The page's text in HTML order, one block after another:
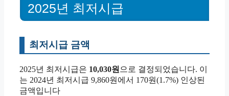
2025년 최저시급
최저시급 금액
2025년 최저시급은 10,030원 으로 결정되었습니다. 이
는 2024년 최저시급 9,860원에서 170원(1.7%) 인상된
금액입니다